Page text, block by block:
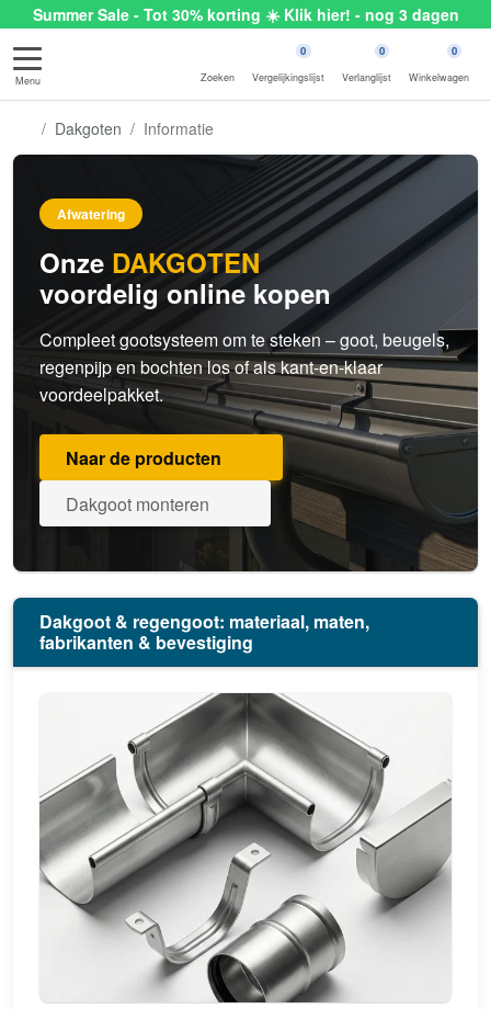
Summer Sale - Tot 30% korting ☀️ Klik hier! - nog 3 dagen
Menu Zoeken
0
Vergelijkingslijst
0
Verlanglijst
0
Winkelwagen
Dakgoten Informatie
Afwatering
Onze DAKGOTEN
voordelig online kopen
Compleet gootsysteem om te steken – goot, beugels,
regenpijp en bochten los of als kant-en-klaar
voordeelpakket.
Naar de producten
Dakgoot monteren
Dakgoot & regengoot: materiaal, maten,
fabrikanten & bevestiging